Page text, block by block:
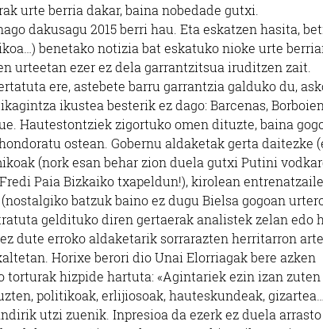
urte berria dakar, baina nobedade gutxi.
dakusagu 2015 berri hau. Eta eskatzen hasita,
benetako notizia bat eskatuko nioke urte
urteetan ezer ez dela garrantzitsua iruditzen zait.
ere, astebete barru garrantzia galduko du,
ikustea besterik ez dago: Barcenas, Borboien
Hautestontziek zigortuko omen dituzte, baina
ostean. Gobernu aldaketak gerta daitezke
(nork esan behar zion duela gutxi Putini
Paia Bizkaiko txapeldun!), kirolean entrenatzaile
batzuk baino ez dugu Bielsa gogoan
geldituko diren gertaerak analistek zelan edo
dute erroko aldaketarik sorrarazten herritarron
Horixe berori dio Unai Elorriagak bere azken
torturak hizpide hartuta: «Agintariek ezin izan zuten
politikoak, erlijiosoak, hauteskundeak, gizartea…
utzi zuenik. Inpresioa da ezerk ez duela arrasto